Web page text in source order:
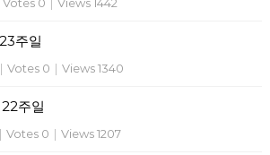
주일
| Votes 0 | Views 1340
주일
| Votes 0 | Views 1207